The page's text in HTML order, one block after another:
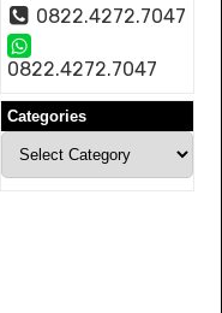
0822.4272.7047
0822.4272.7047
Categories
Categories